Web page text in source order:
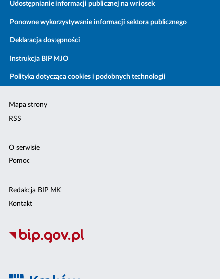
Udostępnianie informacji publicznej na wniosek
Ponowne wykorzystywanie informacji sektora publicznego
Deklaracja dostępności
Instrukcja BIP MJO
Polityka dotycząca cookies i podobnych technologii
Mapa strony
RSS
O serwisie
Pomoc
Redakcja BIP MK
Kontakt